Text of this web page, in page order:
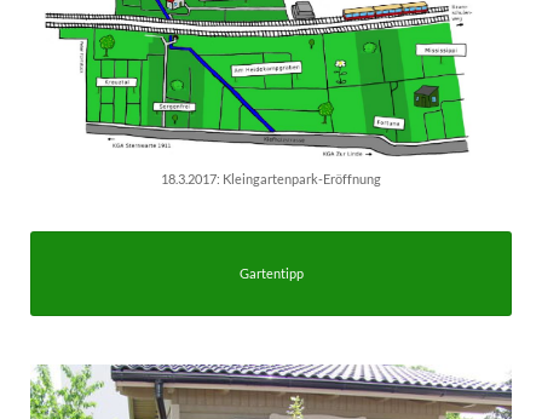
18.3.2017: Kleingartenpark-Eröffnung
Gartentipp